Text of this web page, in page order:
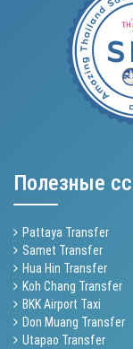
Полезные
Pattaya Transfer
Samet Transfer
Hua Hin Transfer
Koh Chang Transfer
BKK Airport Taxi
Don Muang Transfer
Utapao Transfer